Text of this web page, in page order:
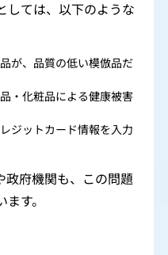
ては、以下のような
が、品質の低い模倣品だ
・化粧品による健康被害
ジットカード情報を入力
府機関も、この問題
す。